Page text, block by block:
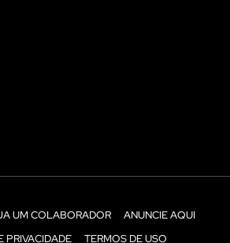
UM COLABORADOR
ANUNCIE AQUI
PRIVACIDADE
TERMOS DE USO